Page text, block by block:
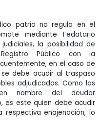
patrio no regula en el
mediante Fedatario
la posibilidad de
Público con la
en el caso de
debe acudir al traspaso
adjudicados. Como las
nombre del deudor
es este quien debe acudir
enajenación, lo